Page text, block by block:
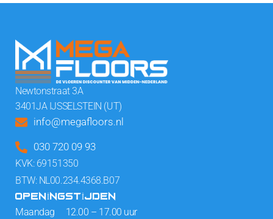
Newtonstraat 3A
3401JA IJSSELSTEIN (UT)
info@megafloors.nl
030 720 09 93
KVK: 69151350
BTW: NL00.234.4368.B07
OPENINGSTIJDEN
Maandag 12.00 – 17.00 uur